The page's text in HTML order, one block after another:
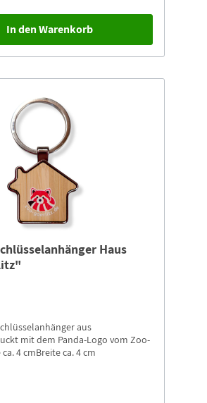
In den Warenkorb
Haus
aus
mit dem Panda-Logo vom Zoo-
4 cmBreite ca. 4 cm